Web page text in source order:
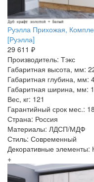
Руэлла Прихожая,
[Руэлла]
29 611 ₽
Производитель: Тэкс
Габаритная высота, мм:
Габаритная глубина, мм:
Габаритная ширина, мм:
Вес, кг: 121
Гарантийный срок мес.: 18
Страна: Россия
Материалы: ЛДСП/МДФ
Стиль: Современный
Декоративные элементы:
+